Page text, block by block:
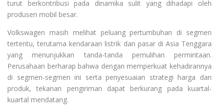
turut berkontribusi pada dinamika sulit yang dihadapi oleh
produsen mobil besar.
Volkswagen masih melihat peluang pertumbuhan di segmen
tertentu, terutama kendaraan listrik dan pasar di Asia Tenggara
yang menunjukkan tanda-tanda pemulihan permintaan.
Perusahaan berharap bahwa dengan memperkuat kehadirannya
di segmen-segmen ini serta penyesuaian strategi harga dan
produk, tekanan pengiriman dapat berkurang pada kuartal-
kuartal mendatang.